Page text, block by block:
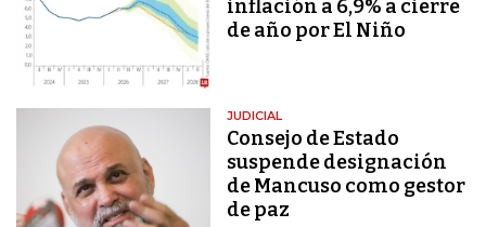
inflación a 6,9% a cierre
de año por El Niño
JUDICIAL
Consejo de Estado
suspende designación
de Mancuso como gestor
de paz